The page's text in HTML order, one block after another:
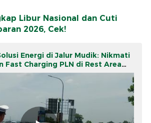
Libur Nasional dan Cuti
2026, Cek!
Energi di Jalur Mudik: Nikmati
Fast Charging PLN di Rest Area